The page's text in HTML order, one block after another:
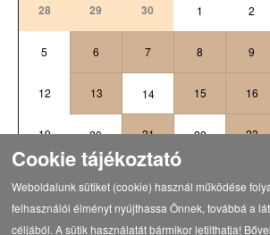
28
29 30 1 2
5 6 7 8 9
12 13 14 15 16
19 20 21 22 23
27
Cookie tájékoztató
Weboldalunk sütiket (cookie) használ működése
felhasználói élményt nyújthassa Önnek, továbbá a
céljából. A sütik használatát bármikor letilthatja!